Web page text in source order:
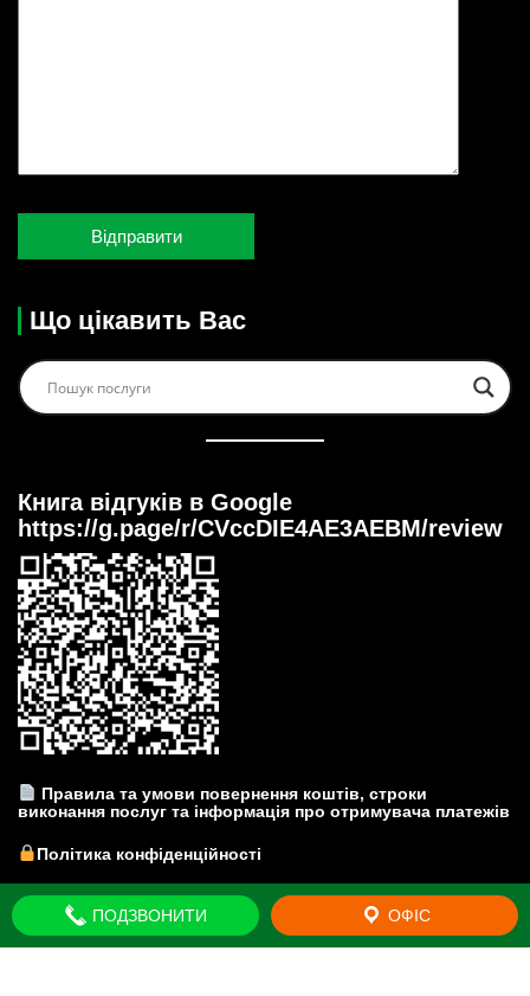
Що цікавить Вас
Книга відгуків в Google
https://g.page/r/CVccDIE4AE3AEBM/review
Правила та умови повернення коштів, строки
виконання послуг та інформація про отримувача платежів
Політика конфіденційності
Прайс-лист на юридичні послуги
ПОДЗВОНИТИ
ОФІС